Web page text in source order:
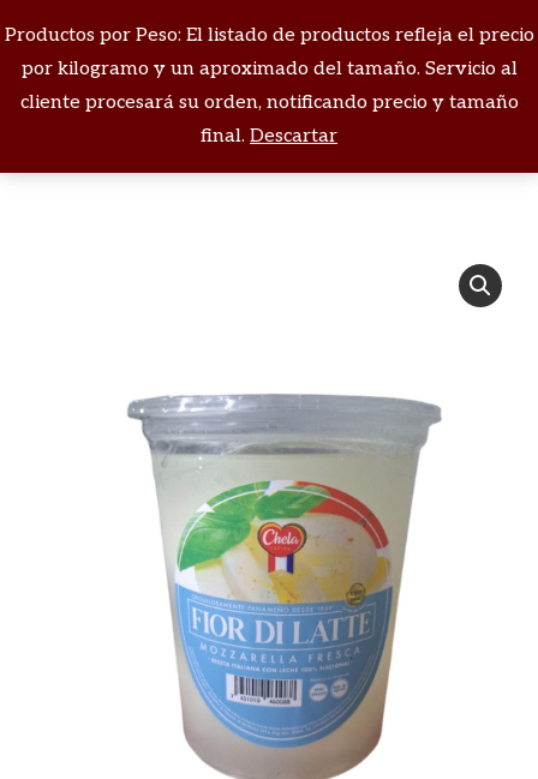
Productos por Peso: El listado de productos refleja el precio
por kilogramo y un aproximado del tamaño. Servicio al
cliente procesará su orden, notificando precio y tamaño
final. Descartar
Buscar:
Estás aquí: